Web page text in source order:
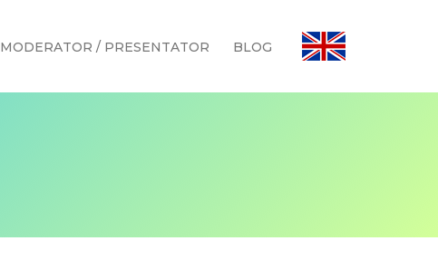
MODERATOR / PRESENTATOR BLOG